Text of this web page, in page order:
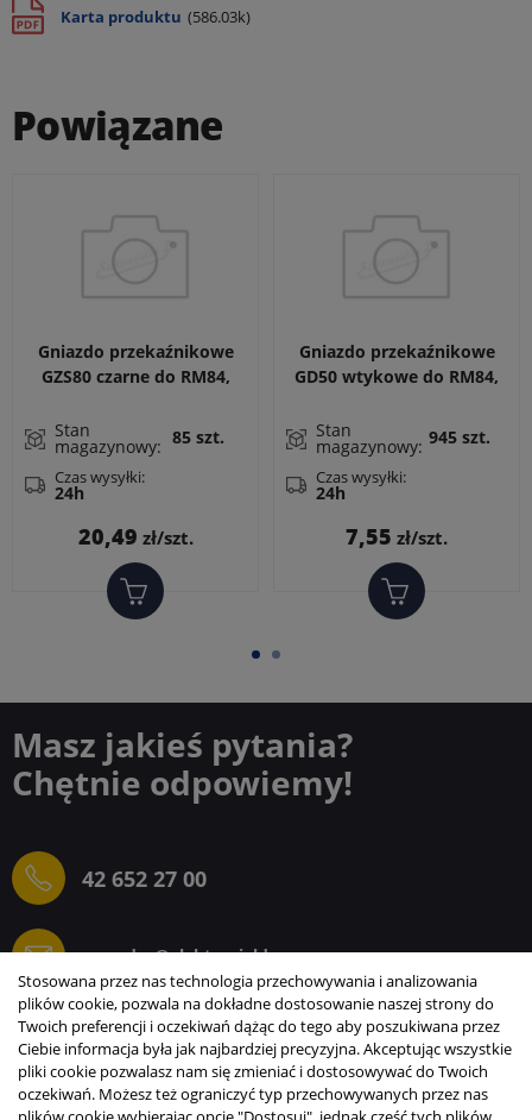
Karta produktu (586.03k)
Powiązane
Gniazdo przekaźnikowe
GZS80 czarne do RM84,
Stan
magazynowy: 85 szt.
Czas wysyłki:
24h
20,49 zł/szt.
Gniazdo przekaźnikowe
GD50 wtykowe do RM84,
RMP84, RMP85, RM83,
RM87N. Wymiary: 31 x 13
x 9 mm
Stan
magazynowy: 945 szt.
Czas wysyłki:
24h
7,55 zł/szt.
Masz jakieś pytania?
Chętnie odpowiemy!
42 652 27 00
sprzedaz@elektrogielda.com
ELEKTROGIEŁDA SZ.ŻACZKIEWICZ; M.KARLIŃSKI
SP.J.
Stosowana przez nas technologia przechowywania i analizowania
plików cookie, pozwala na dokładne dostosowanie naszej strony do
Twoich preferencji i oczekiwań dążąc do tego aby poszukiwana przez
Ciebie informacja była jak najbardziej precyzyjna. Akceptując wszystkie
pliki cookie pozwalasz nam się zmieniać i dostosowywać do Twoich
oczekiwań. Możesz też ograniczyć typ przechowywanych przez nas